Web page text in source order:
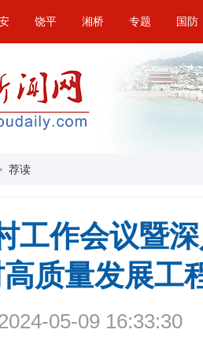
饶平 湘桥 专题 国防
荐读
工作会议暨
质量发展工
05-09 16:33:30